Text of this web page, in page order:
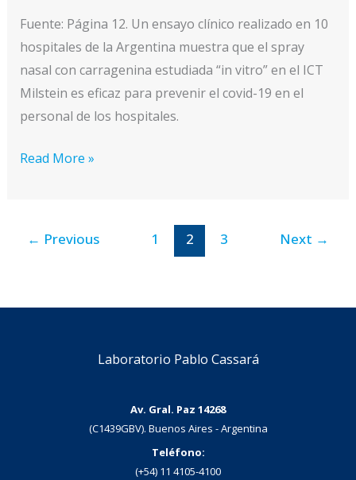
Fuente: Página 12. Un ensayo clínico realizado en 10
hospitales de la Argentina muestra que el spray
nasal con carragenina estudiada “in vitro” en el ICT
Milstein es eficaz para prevenir el covid-19 en el
personal de los hospitales.
La
nasal
Read More »
← Previous 1 2 3 Next →
Laboratorio Pablo Cassará
Av. Gral. Paz 14268
(C1439GBV). Buenos Aires - Argentina
Teléfono:
(+54) 11 4105-4100